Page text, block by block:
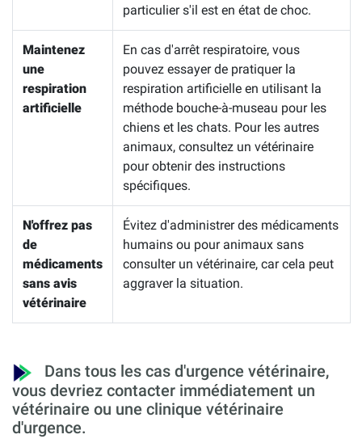
particulier s'il est en état de choc.
Maintenez
une
respiration
artificielle
En cas d'arrêt respiratoire, vous
pouvez essayer de pratiquer la
respiration artificielle en utilisant la
méthode bouche-à-museau pour les
chiens et les chats. Pour les autres
animaux, consultez un vétérinaire
pour obtenir des instructions
spécifiques.
N'offrez pas
de
médicaments
sans avis
vétérinaire
Évitez d'administrer des médicaments
humains ou pour animaux sans
consulter un vétérinaire, car cela peut
aggraver la situation.
Dans tous les cas d'urgence vétérinaire,
vous devriez contacter immédiatement un
vétérinaire ou une clinique vétérinaire
d'urgence.